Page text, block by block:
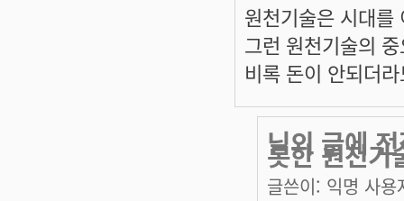
원천기술은 시대를
그런 원천기술의
비록 돈이 안되더
님의 글에
롯한 원천기
글쓴이: 익명 사용